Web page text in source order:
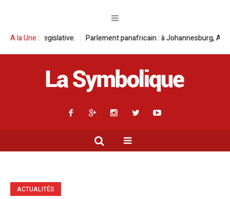
A la Une :Parlement panafricain : à Johannesburg, Aimé Boji Sangara
ACTUALITÉS